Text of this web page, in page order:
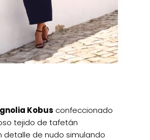
Kobus confeccionado
tejido de tafetán
detalle de nudo simulando